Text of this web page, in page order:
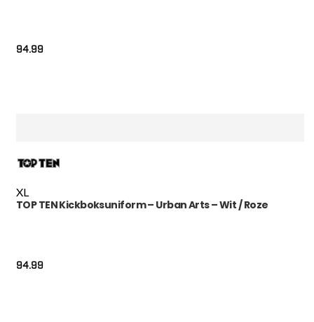
94.99
XL
TOP TEN Kickboksuniform – Urban Arts – Wit / Roze
94.99